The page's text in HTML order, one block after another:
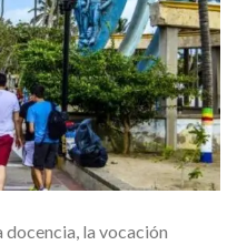
docencia, la vocación